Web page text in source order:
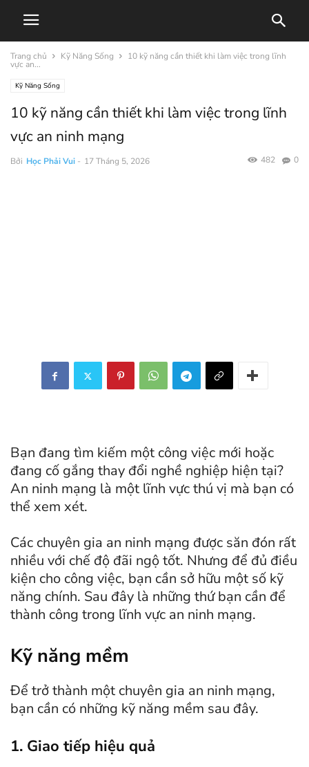
Trang chủ Kỹ Năng Sống 10 kỹ năng cần thiết khi làm việc trong lĩnh
vực an...
Kỹ Năng Sống
10 kỹ năng cần thiết khi làm việc trong lĩnh
vực an ninh mạng
Bởi Học Phải Vui - 17 Tháng 5, 2026 0
482
Bạn đang tìm kiếm một công việc mới hoặc
đang cố gắng thay đổi nghề nghiệp hiện tại?
An ninh mạng là một lĩnh vực thú vị mà bạn có
thể xem xét.
Các chuyên gia an ninh mạng được săn đón rất
nhiều với chế độ đãi ngộ tốt. Nhưng để đủ điều
kiện cho công việc, bạn cần sở hữu một số kỹ
năng chính. Sau đây là những thứ bạn cần để
thành công trong lĩnh vực an ninh mạng.
Kỹ năng mềm
Để trở thành một chuyên gia an ninh mạng,
bạn cần có những kỹ năng mềm sau đây.
1. Giao tiếp hiệu quả